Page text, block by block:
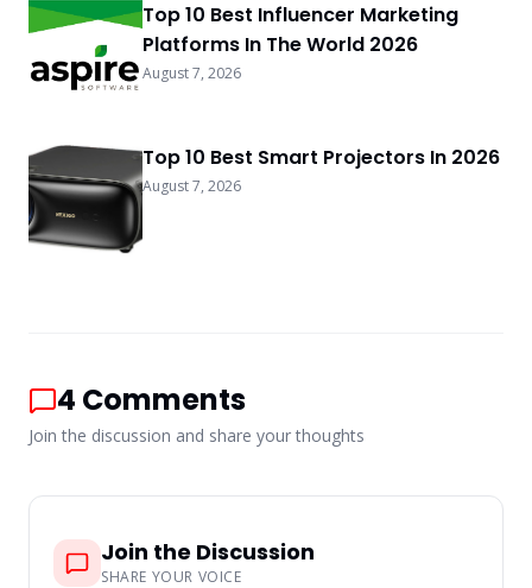
Top 10 Best Influencer Marketing
Platforms In The World 2026
August 7, 2026
Top 10 Best Smart Projectors In 2026
August 7, 2026
4 Comments
Join the discussion and share your thoughts
Join the Discussion
SHARE YOUR VOICE